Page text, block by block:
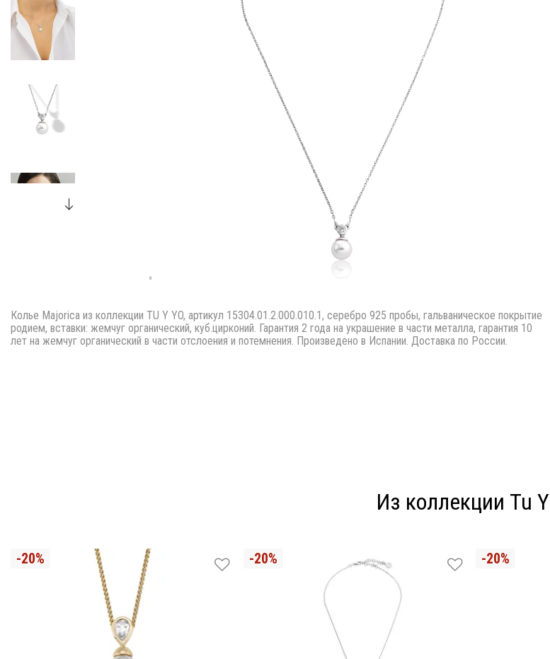
Колье Majorica из коллекции TU Y YO, артикул 15304.01.2.000.010.1, серебро 925 пробы, гальваническое покрытие
родием, вставки: жемчуг органический, куб.цирконий. Гарантия 2 года на украшение в части металла, гарантия 10
лет на жемчуг органический в части отслоения и потемнения. Произведено в Испании. Доставка по России.
Из коллекции Tu